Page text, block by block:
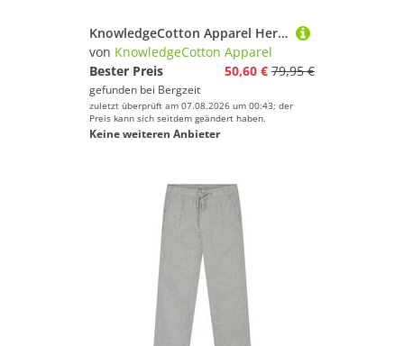
KnowledgeCotton Apparel Herren Fig Shorts
von KnowledgeCotton Apparel
Bester Preis
50,60 € 79,95 €
gefunden bei Bergzeit
zuletzt überprüft am 07.08.2026 um 00:43; der
Preis kann sich seitdem geändert haben.
Keine weiteren Anbieter